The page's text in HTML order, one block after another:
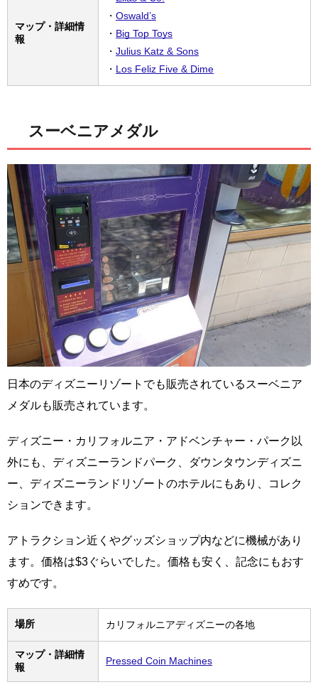
マップ・詳細情
報
・ Oswald’s
・ Big Top Toys
・ Julius Katz & Sons
・ Los Feliz Five & Dime
スーベニアメダル
日本のディズニーリゾートでも販売されているスーベニア
メダルも販売されています。
ディズニー・カリフォルニア・アドベンチャー・パーク以
外にも、ディズニーランドパーク、ダウンタウンディズニ
ー、ディズニーランドリゾートのホテルにもあり、コレク
ションできます。
アトラクション近くやグッズショップ内などに機械があり
ます。価格は$3ぐらいでした。価格も安く、記念にもおす
すめです。
場所 カリフォルニアディズニーの各地
マップ・詳細情
報
Pressed Coin Machines